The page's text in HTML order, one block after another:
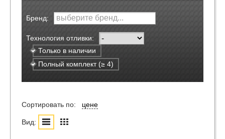
Бренд:
Технология отливки:
Только в наличии
Полный комплект (≥ 4)
Сортировать по: цене
Вид: